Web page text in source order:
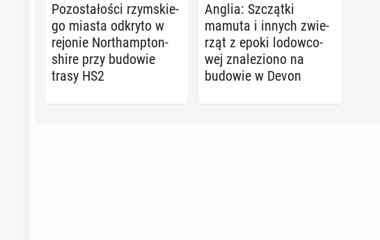
Po­zo­sta­ło­ści rzym­skie­
go miasta odkryto w
rejonie Nor­thamp­ton­
shi­re przy budowie
trasy HS2
Anglia: Szcząt­ki
mamuta i innych zwie­
rząt z epoki lo­dow­co­
wej zna­le­zio­no na
budowie w Devon